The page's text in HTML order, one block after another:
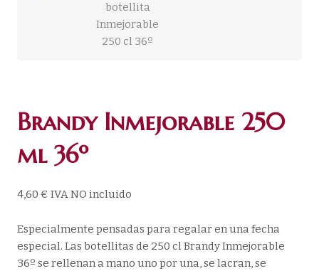
Brandy Inmejorable 250
ml 36º
4,60€ IVA NO incluido
Especialmente pensadas para regalar en una fecha
especial. Las botellitas de 250 cl Brandy Inmejorable
36º se rellenan a mano uno por una, se lacran, se